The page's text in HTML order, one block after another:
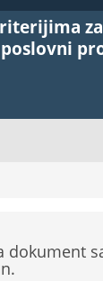
dokument